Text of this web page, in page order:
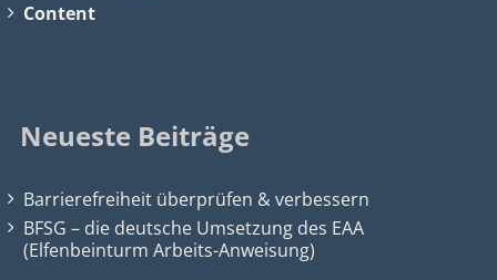
Content
Neueste Beiträge
Barrierefreiheit überprüfen & verbessern
BFSG – die deutsche Umsetzung des EAA
(Elfenbeinturm Arbeits-Anweisung)